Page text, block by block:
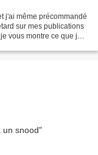
j'ai même précommandé
sur mes publications
vous montre ce que je